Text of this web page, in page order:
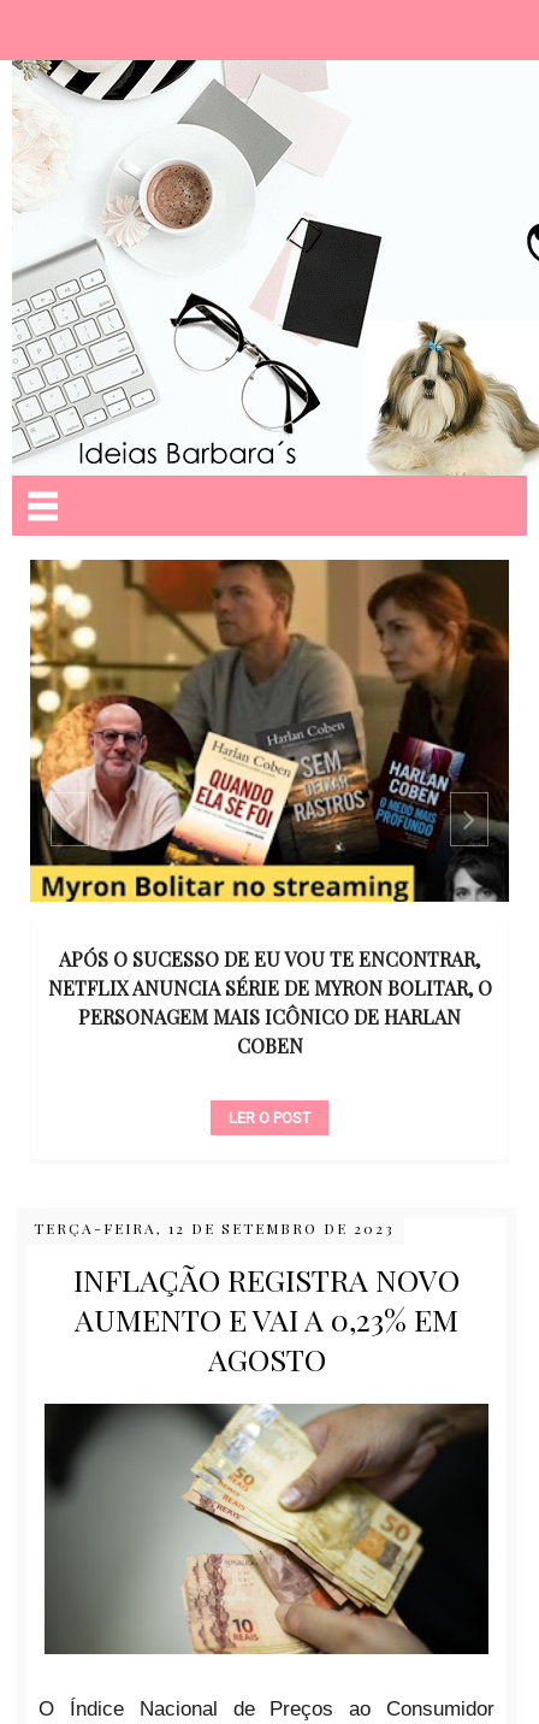
APÓS O SUCESSO DE EU VOU TE ENCONTRAR,
NETFLIX ANUNCIA SÉRIE DE MYRON BOLITAR, O
PERSONAGEM MAIS ICÔNICO DE HARLAN
COBEN
LER O POST
TERÇA-FEIRA, 12 DE SETEMBRO DE 2023
INFLAÇÃO REGISTRA NOVO
AUMENTO E VAI A 0,23% EM
AGOSTO
O Índice Nacional de Preços ao Consumidor